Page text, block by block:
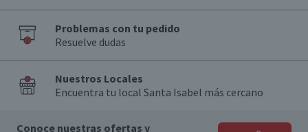
Problemas con tu pedido
Resuelve dudas
Nuestros Locales
Encuentra tu local Santa Isabel más cercano
Conoce nuestras ofertas y